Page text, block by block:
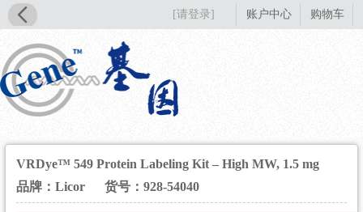
[请登录] 账户中心 购物车
VRDye™ 549 Protein Labeling Kit – High MW, 1.5 mg
品牌：Licor
货号：928-54040